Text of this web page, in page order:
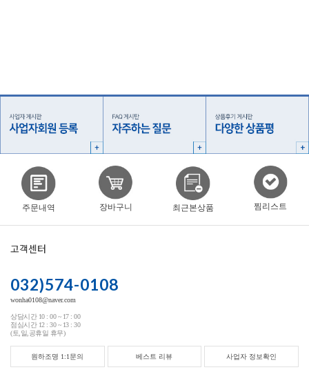
주문내역 장바구니 최근본상품 찜리스트
고객센터
032)574-0108
wonha0108@naver.com
상담시간 10 : 00 ~ 17 : 00
점심시간 12 : 30 ~ 13 : 30
(토,일,공휴일 휴무)
원하조명 1:1문의 베스트 리뷰 사업자 정보확인